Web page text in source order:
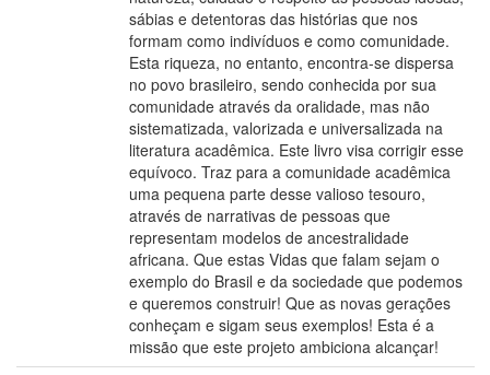
sábias e detentoras das histórias que nos
formam como indivíduos e como comunidade.
Esta riqueza, no entanto, encontra-se dispersa
no povo brasileiro, sendo conhecida por sua
comunidade através da oralidade, mas não
sistematizada, valorizada e universalizada na
literatura acadêmica. Este livro visa corrigir esse
equívoco. Traz para a comunidade acadêmica
uma pequena parte desse valioso tesouro,
através de narrativas de pessoas que
representam modelos de ancestralidade
africana. Que estas Vidas que falam sejam o
exemplo do Brasil e da sociedade que podemos
e queremos construir! Que as novas gerações
conheçam e sigam seus exemplos! Esta é a
missão que este projeto ambiciona alcançar!